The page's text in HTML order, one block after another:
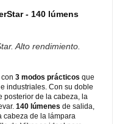
- 140 lúmens
Alto rendimiento.
con3 modos prácticos que
industriales. Con su doble
posterior de la cabeza, la
140 lúmenes de salida,
cabeza de la lámpara